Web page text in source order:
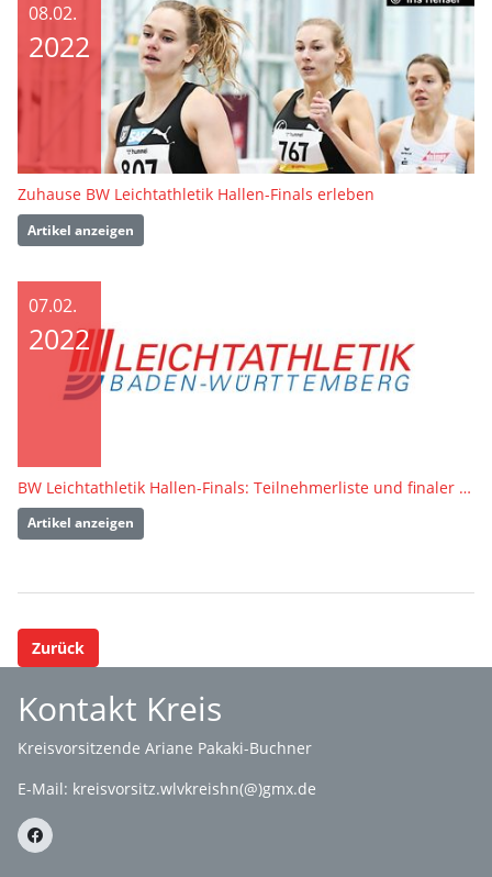
08.02.
2022
Zuhause BW Leichtathletik Hallen-Finals erleben
Artikel anzeigen
07.02.
2022
BW Leichtathletik Hallen-Finals: Teilnehmerliste und finaler Zeitplan online
Artikel anzeigen
Zurück
Kontakt Kreis
Kreisvorsitzende Ariane Pakaki-Buchner
E-Mail: kreisvorsitz.wlvkreishn(@)gmx.de